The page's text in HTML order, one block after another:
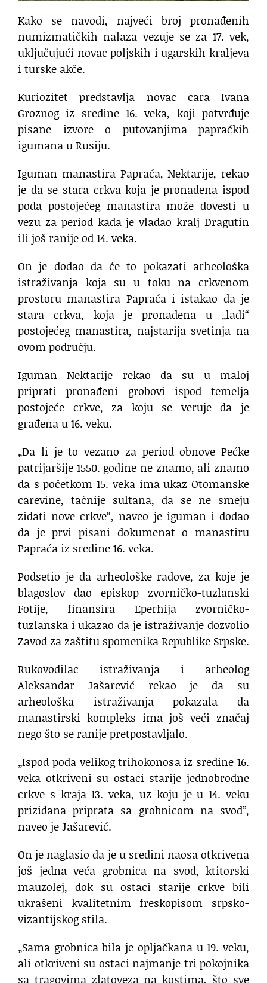
Kako se navodi, najveći broj pronađenih
numizmatičkih nalaza vezuje se za 17. vek,
uključujući novac poljskih i ugarskih kraljeva
i turske akče.
Kuriozitet predstavlja novac cara Ivana
Groznog iz sredine 16. veka, koji potvrđuje
pisane izvore o putovanjima papraćkih
igumana u Rusiju.
Iguman manastira Papraća, Nektarije, rekao
je da se stara crkva koja je pronađena ispod
poda postojećeg manastira može dovesti u
vezu za period kada je vladao kralj Dragutin
ili još ranije od 14. veka.
On je dodao da će to pokazati arheološka
istraživanja koja su u toku na crkvenom
prostoru manastira Papraća i istakao da je
stara crkva, koja je pronađena u „lađi“
postojećeg manastira, najstarija svetinja na
ovom području.
Iguman Nektarije rekao da su u maloj
priprati pronađeni grobovi ispod temelja
postojeće crkve, za koju se veruje da je
građena u 16. veku.
„Da li je to vezano za period obnove Pećke
patrijaršije 1550. godine ne znamo, ali znamo
da s početkom 15. veka ima ukaz Otomanske
carevine, tačnije sultana, da se ne smeju
zidati nove crkve“, naveo je iguman i dodao
da je prvi pisani dokumenat o manastiru
Papraća iz sredine 16. veka.
Podsetio je da arheološke radove, za koje je
blagoslov dao episkop zvorničko-tuzlanski
Fotije, finansira Eperhija zvorničko-
tuzlanska i ukazao da je istraživanje dozvolio
Zavod za zaštitu spomenika Republike Srpske.
Rukovodilac istraživanja i arheolog
Aleksandar Jašarević rekao je da su
arheološka istraživanja pokazala da
manastirski kompleks ima još veći značaj
nego što se ranije pretpostavljalo.
„Ispod poda velikog trihokonosa iz sredine 16.
veka otkriveni su ostaci starije jednobrodne
crkve s kraja 13. veka, uz koju je u 14. veku
prizidana priprata sa grobnicom na svod”,
naveo je Jašarević.
On je naglasio da je u sredini naosa otkrivena
još jedna veća grobnica na svod, ktitorski
mauzolej, dok su ostaci starije crkve bili
ukrašeni kvalitetnim freskopisom srpsko-
vizantijskog stila.
„Sama grobnica bila je opljačkana u 19. veku,
ali otkriveni su ostaci najmanje tri pokojnika
sa tragovima zlatoveza na kostima, što sve